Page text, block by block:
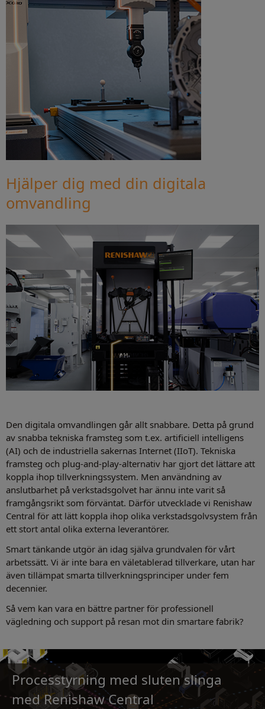
Hjälper dig med din digitala
omvandling
Den digitala omvandlingen går allt snabbare. Detta på grund
av snabba tekniska framsteg som t.ex. artificiell intelligens
(AI) och de industriella sakernas Internet (IIoT). Tekniska
framsteg och plug-and-play-alternativ har gjort det lättare att
koppla ihop tillverkningssystem. Men användning av
anslutbarhet på verkstadsgolvet har ännu inte varit så
framgångsrikt som förväntat. Därför utvecklade vi Renishaw
Central för att lätt koppla ihop olika verkstadsgolvsystem från
ett stort antal olika externa leverantörer.
Smart tänkande utgör än idag själva grundvalen för vårt
arbetssätt. Vi är inte bara en väletablerad tillverkare, utan har
även tillämpat smarta tillverkningsprinciper under fem
decennier.
Så vem kan vara en bättre partner för professionell
vägledning och support på resan mot din smartare fabrik?
Processtyrning med sluten slinga
med Renishaw Central